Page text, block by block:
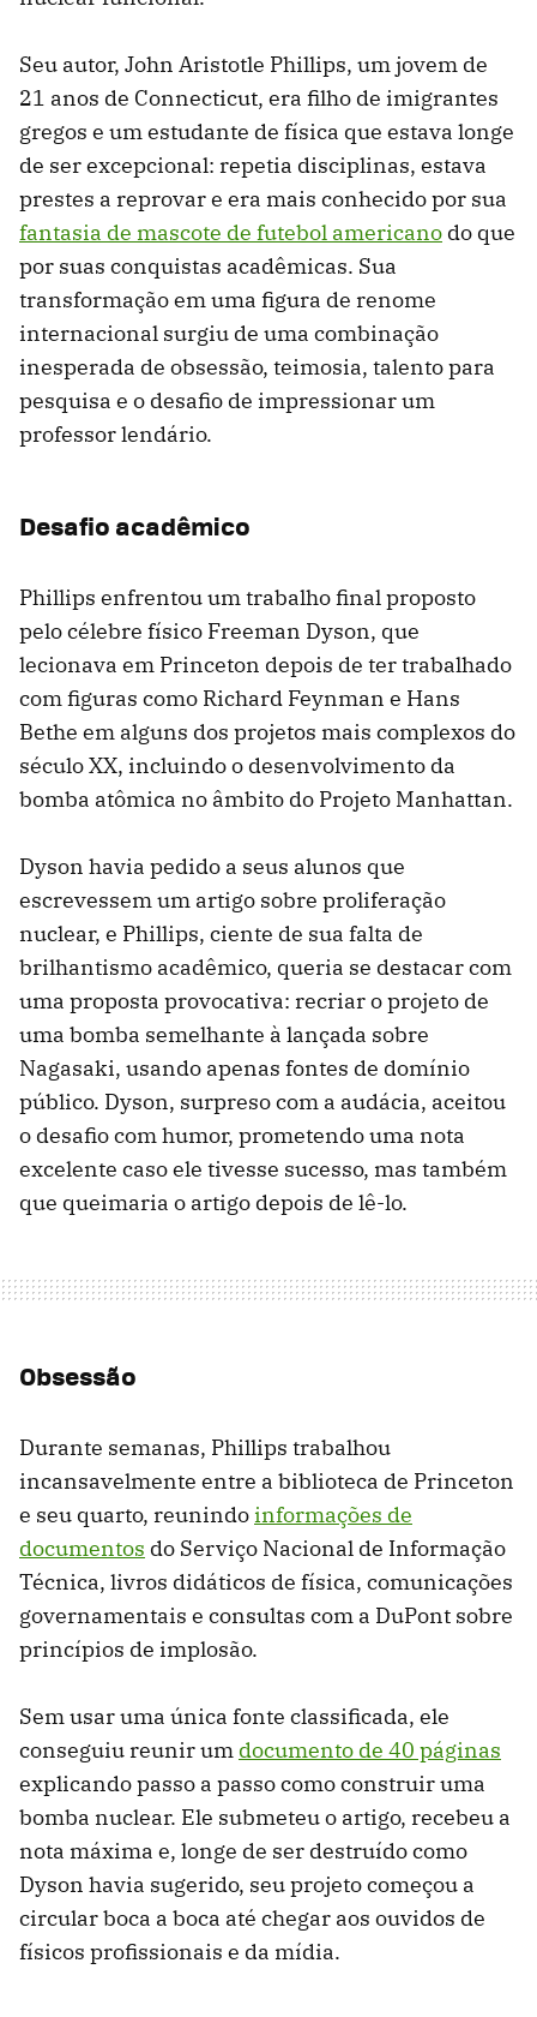
Seu autor, John Aristotle Phillips, um jovem de
21 anos de Connecticut, era filho de imigrantes
gregos e um estudante de física que estava longe
de ser excepcional: repetia disciplinas, estava
prestes a reprovar e era mais conhecido por sua
fantasia de mascote de futebol americano do que
por suas conquistas acadêmicas. Sua
transformação em uma figura de renome
internacional surgiu de uma combinação
inesperada de obsessão, teimosia, talento para
pesquisa e o desafio de impressionar um
professor lendário.
Desafio acadêmico
Phillips enfrentou um trabalho final proposto
pelo célebre físico Freeman Dyson, que
lecionava em Princeton depois de ter trabalhado
com figuras como Richard Feynman e Hans
Bethe em alguns dos projetos mais complexos do
século XX, incluindo o desenvolvimento da
bomba atômica no âmbito do Projeto Manhattan.
Dyson havia pedido a seus alunos que
escrevessem um artigo sobre proliferação
nuclear, e Phillips, ciente de sua falta de
brilhantismo acadêmico, queria se destacar com
uma proposta provocativa: recriar o projeto de
uma bomba semelhante à lançada sobre
Nagasaki, usando apenas fontes de domínio
público. Dyson, surpreso com a audácia, aceitou
o desafio com humor, prometendo uma nota
excelente caso ele tivesse sucesso, mas também
que queimaria o artigo depois de lê-lo.
Obsessão
Durante semanas, Phillips trabalhou
incansavelmente entre a biblioteca de Princeton
e seu quarto, reunindoinformações de
documentos do Serviço Nacional de Informação
Técnica, livros didáticos de física, comunicações
governamentais e consultas com a DuPont sobre
princípios de implosão.
Sem usar uma única fonte classificada, ele
conseguiu reunir um documento de 40 páginas
explicando passo a passo como construir uma
bomba nuclear. Ele submeteu o artigo, recebeu a
nota máxima e, longe de ser destruído como
Dyson havia sugerido, seu projeto começou a
circular boca a boca até chegar aos ouvidos de
físicos profissionais e da mídia.